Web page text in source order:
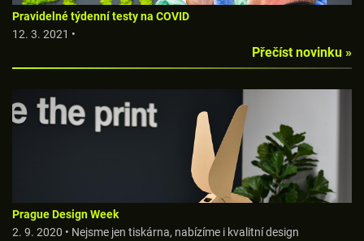
Pravidelné týdenní testy na COVID
12. 3. 2021 •
Přečíst novinku »
Prague Design Week
2. 9. 2020 • Nejsme jen tiskárna, nabízíme i kvalitní design